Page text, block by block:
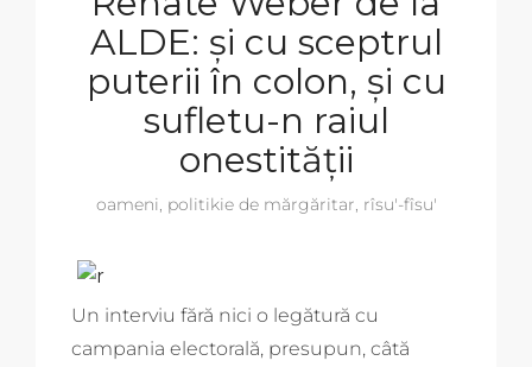
ALDE: și cu sceptrul
puterii în colon, și cu
sufletu-n raiul
onestității
oameni, politikie de mărgăritar, rîsu'-fîsu'
Un interviu fără nici o legătură cu
campania electorală, presupun, câtă